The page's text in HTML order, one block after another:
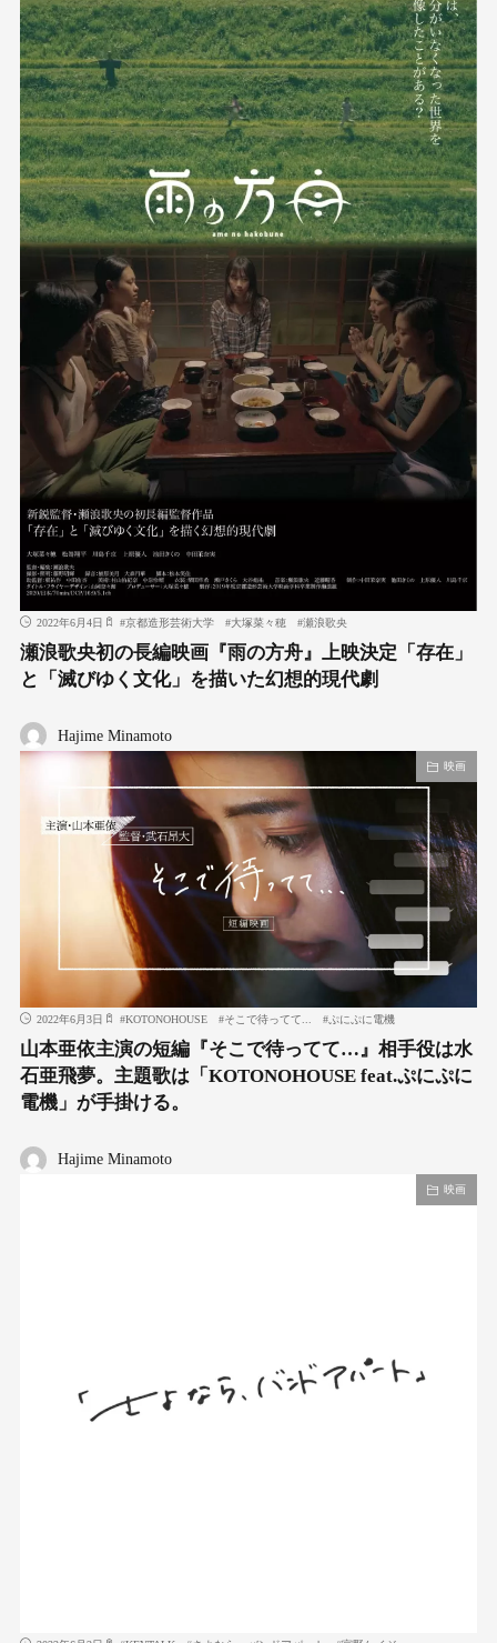
2022年6月4日 #京都造形芸術大学 #大塚菜々穂 #瀬浪歌央
瀬浪歌央初の長編映画『雨の方舟』上映決定「存在」
と「滅びゆく文化」を描いた幻想的現代劇
Hajime Minamoto
映画
2022年6月3日 #KOTONOHOUSE #そこで待ってて... #ぷにぷに電機
山本亜依主演の短編『そこで待ってて…』相手役は水
石亜飛夢。主題歌は「KOTONOHOUSE feat.ぷにぷに
電機」が手掛ける。
Hajime Minamoto
映画